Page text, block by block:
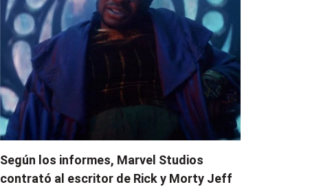
Según los informes, Marvel Studios
contrató al escritor de Rick y Morty Jeff